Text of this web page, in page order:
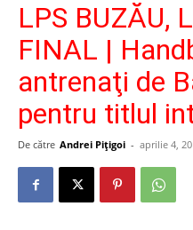
LPS BUZĂU,
FINAL |
antrenaţi de
pentru titlul
De către Andrei Pițigoi - aprilie 4,